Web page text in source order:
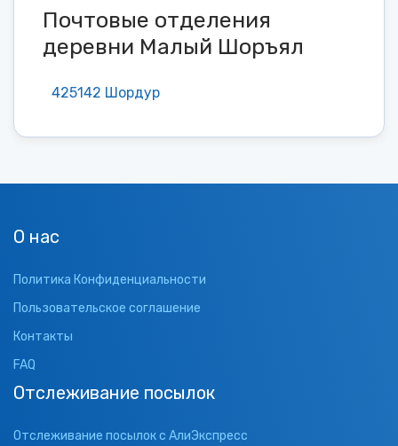
Почтовые отделения
деревни Малый Шоръял
425142 Шордур
О нас
Политика Конфиденциальности
Пользовательское соглашение
Контакты
FAQ
Отслеживание посылок
Отслеживание посылок с АлиЭкспресс